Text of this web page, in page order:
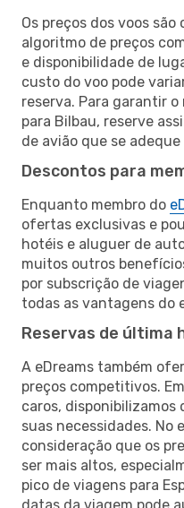
Os preços dos voos
algoritmo de preços
e disponibilidade de
custo do voo pode
reserva. Para garantir o
para Bilbau, reserve
de avião que se
Descontos para
Enquanto membro do
ofertas exclusivas e
hotéis e aluguer de
muitos outros
por subscrição de
todas as vantagens do
Reservas de última
A eDreams também
preços competitivos.
caros, disponibilizamos
suas necessidades. No
consideração que os
ser mais altos,
pico de viagens para